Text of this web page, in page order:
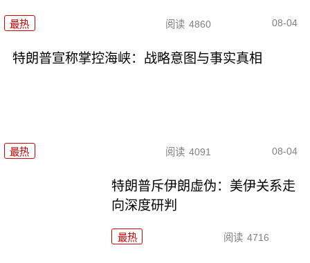
最热 阅读 4860 08-04
特朗普宣称掌控海峡：战略意图与事实真相
最热 阅读 4091 08-04
特朗普斥伊朗虚伪：美伊关系走
向深度研判
最热 阅读 4716